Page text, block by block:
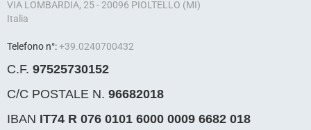
VIA LOMBARDIA, 25 - 20096 PIOLTELLO (MI)
Italia
Telefono n°:+39.0240700432
C.F. 97525730152
C/C POSTALE N. 96682018
IBAN IT74 R 076 0101 6000 0009 6682 018